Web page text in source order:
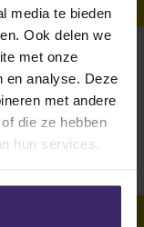
media te bieden
Ook delen we
met onze
en analyse. Deze
met andere
die ze hebben
hun services.
stories